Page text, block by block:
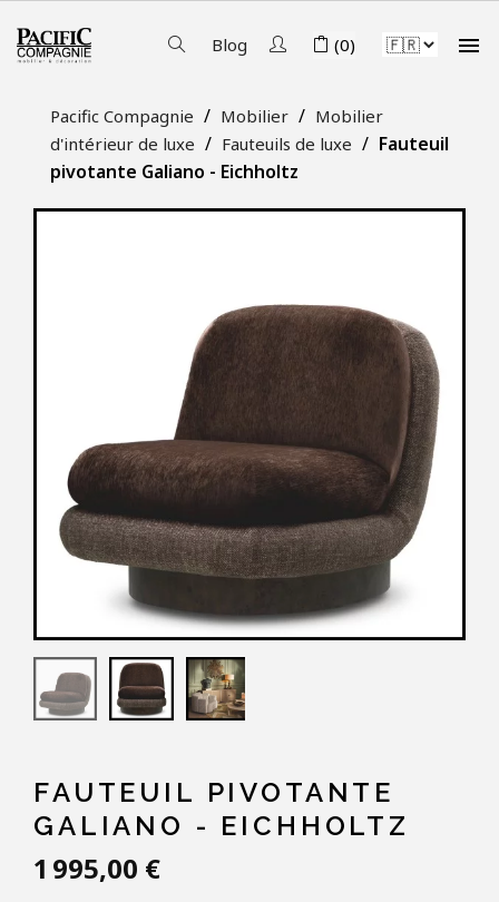
Blog (0) 
Pacific Compagnie Mobilier
Mobilier
d'intérieur de luxe
Fauteuils de luxe
Fauteuil
pivotante Galiano - Eichholtz
FAUTEUIL PIVOTANTE
GALIANO - EICHHOLTZ
1 995,00 €